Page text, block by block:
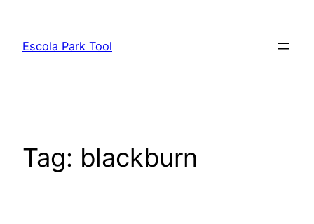
Escola Park Tool
Tag: blackburn